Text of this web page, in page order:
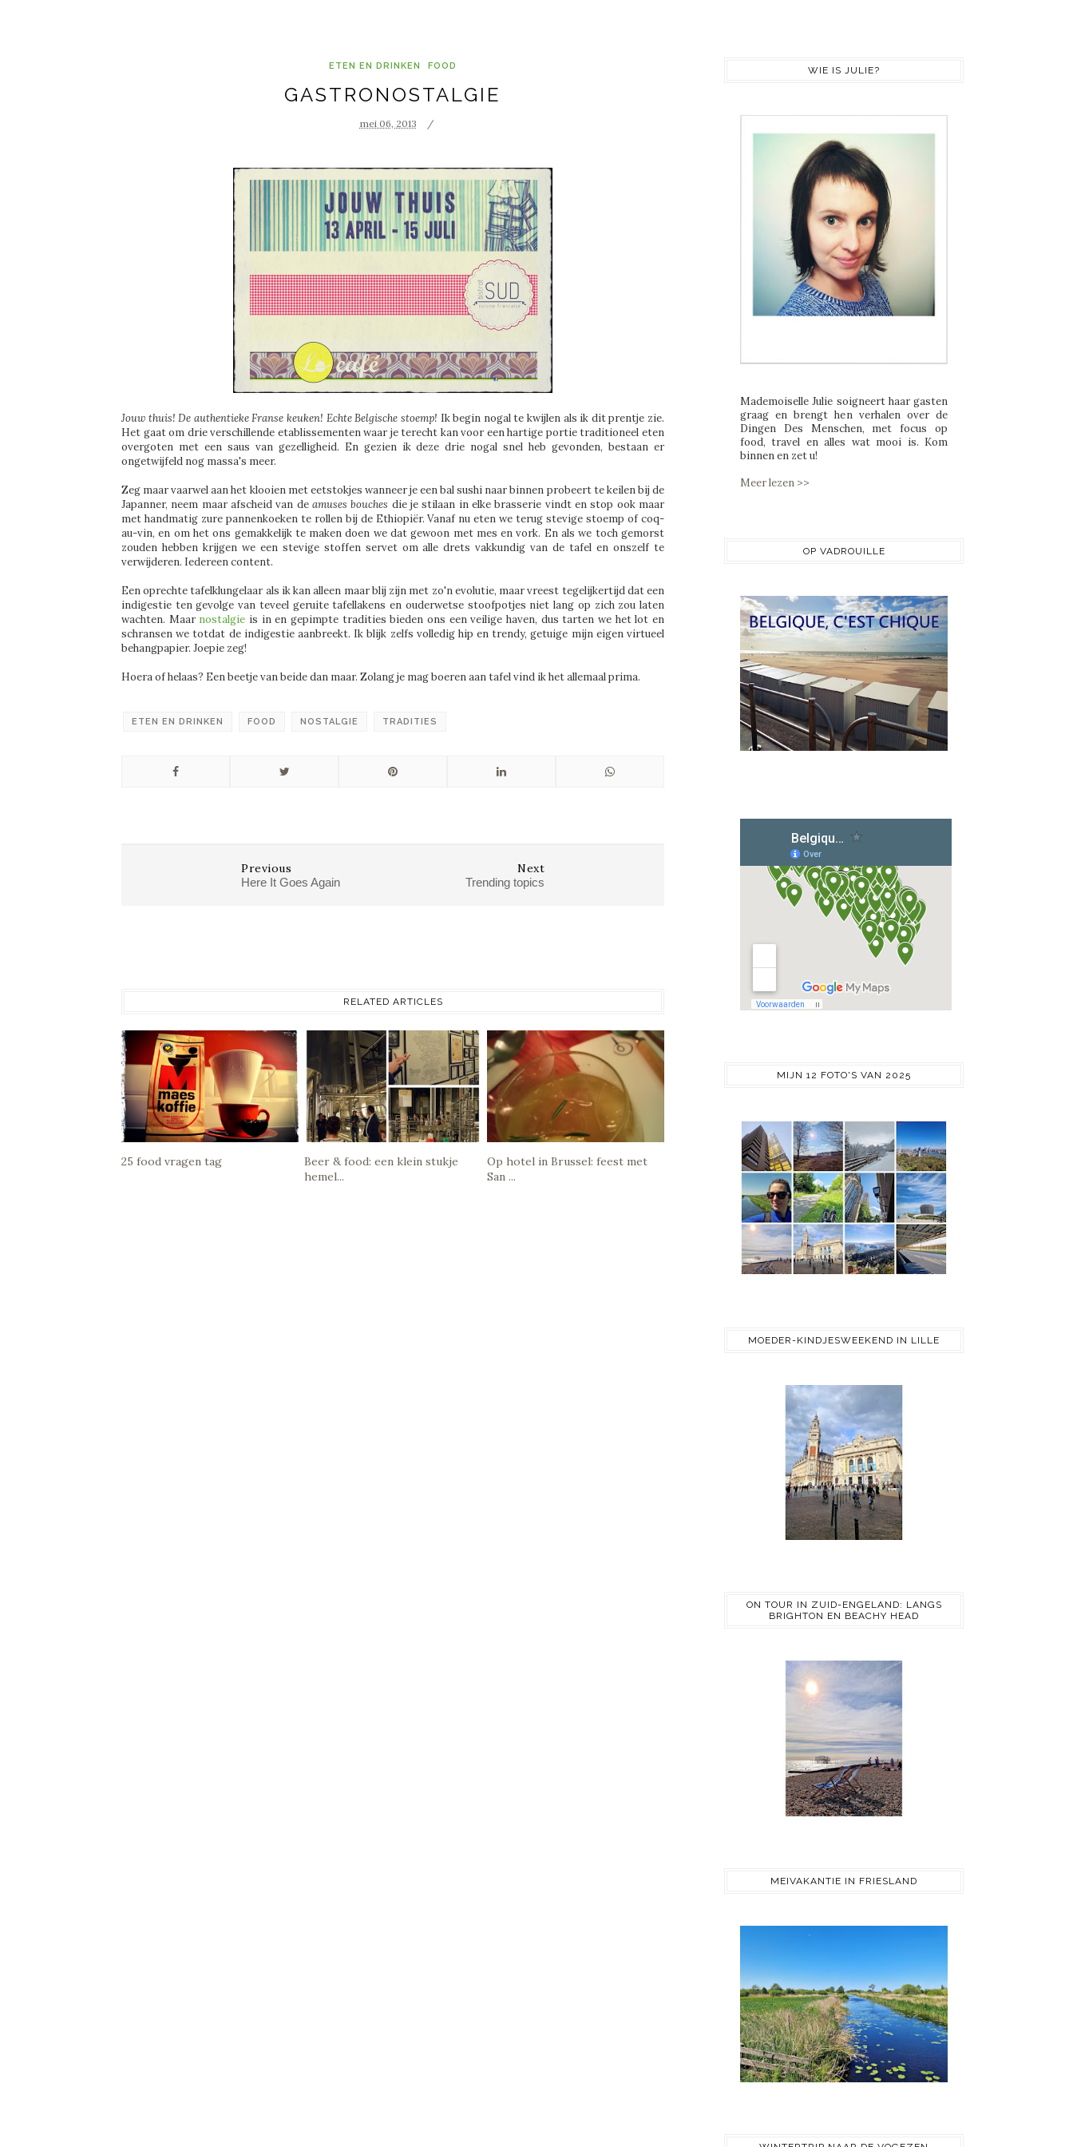
ETEN EN DRINKEN FOOD
GASTRONOSTALGIE
mei 06, 2013
Jouw thuis! De authentieke Franse keuken! Echte Belgische stoemp! Ik begin nogal te kwijlen als ik dit prentje zie.
Het gaat om drie verschillende etablissementen waar je terecht kan voor een hartige portie traditioneel eten
overgoten met een saus van gezelligheid. En gezien ik deze drie nogal snel heb gevonden, bestaan er
ongetwijfeld nog massa's meer.
Zeg maar vaarwel aan het klooien met eetstokjes wanneer je een bal sushi naar binnen probeert te keilen bij de
Japanner, neem maar afscheid van de amuses bouches die je stilaan in elke brasserie vindt en stop ook maar
met handmatig zure pannenkoeken te rollen bij de Ethiopiër. Vanaf nu eten we terug stevige stoemp of coq-
au-vin, en om het ons gemakkelijk te maken doen we dat gewoon met mes en vork. En als we toch gemorst
zouden hebben krijgen we een stevige stoffen servet om alle drets vakkundig van de tafel en onszelf te
verwijderen. Iedereen content.
Een oprechte tafelklungelaar als ik kan alleen maar blij zijn met zo'n evolutie, maar vreest tegelijkertijd dat een
indigestie ten gevolge van teveel geruite tafellakens en ouderwetse stoofpotjes niet lang op zich zou laten
wachten. Maar nostalgie is in en gepimpte tradities bieden ons een veilige haven, dus tarten we het lot en
schransen we totdat de indigestie aanbreekt. Ik blijk zelfs volledig hip en trendy, getuige mijn eigen virtueel
behangpapier. Joepie zeg!
Hoera of helaas? Een beetje van beide dan maar. Zolang je mag boeren aan tafel vind ik het allemaal prima.
ETEN EN DRINKEN FOOD NOSTALGIE TRADITIES
Next
Trending topics
Previous
Here It Goes Again
RELATED ARTICLES
25 food vragen tag
Beer & food: een klein stukje
hemel...
Op hotel in Brussel: feest met
San ...
WIE IS JULIE?
Mademoiselle Julie soigneert haar gasten
graag en brengt hen verhalen over de
Dingen Des Menschen, met focus op
food, travel en alles wat mooi is. Kom
binnen en zet u!
Meer lezen >>
OP VADROUILLE
MIJN 12 FOTO'S VAN 2025
MOEDER-KINDJESWEEKEND IN LILLE
ON TOUR IN ZUID-ENGELAND: LANGS
BRIGHTON EN BEACHY HEAD
MEIVAKANTIE IN FRIESLAND